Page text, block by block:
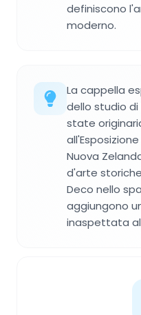
definiscono
moderno.
La cappella
dello studio di
state
Nuova
d'arte
Deco nello
aggiungono
inaspettata